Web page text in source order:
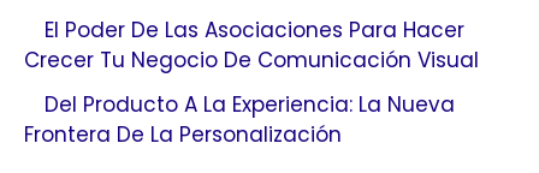
El Poder De Las Asociaciones Para Hacer
Crecer Tu Negocio De Comunicación Visual
Del Producto A La Experiencia: La Nueva
Frontera De La Personalización